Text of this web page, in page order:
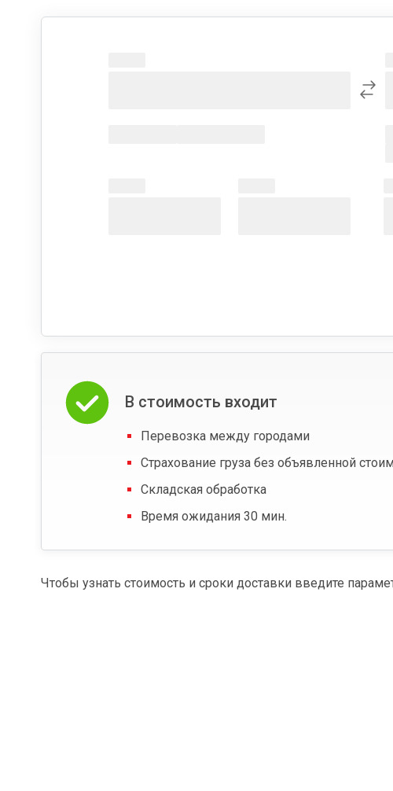
В стоимость входит
Перевозка между городами
Страхование груза без объявленной
Складская обработка
Время ожидания 30 мин.
Чтобы узнать стоимость и сроки доставки введите